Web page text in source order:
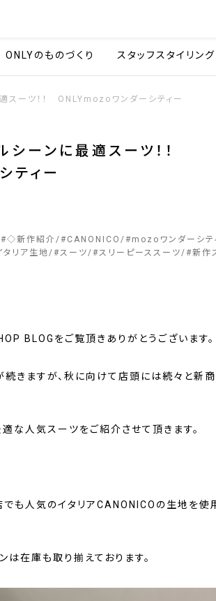
ONLYのものづくり スタッフスタイリング
適スーツ！！ ONLYmozoワンダーシティー
シーンに最適スーツ！！
ティー
#◇新作紹介 #CANONICO #mozoワンダーシテ
タリア生地 #スーツ #スリーピーススーツ #新作
BLOGをご覧頂きありがとうございます。
きますが、秋に向けて店頭には続々と新
な人気スーツをご紹介させて頂きます。
も人気のイタリアCANONICOの生地を使
は在庫も取り揃えております。